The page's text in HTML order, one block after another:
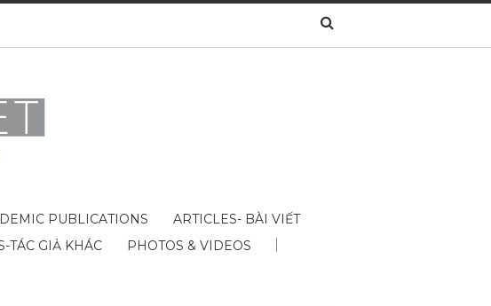
PUBLICATIONS
ARTICLES- BÀI VIẾT
TÁC GIẢ KHÁC PHOTOS & VIDEOS